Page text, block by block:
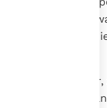
erin, het
deze wilde er
beware mij
bloed van de